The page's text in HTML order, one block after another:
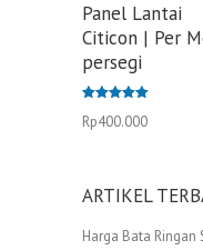
Panel Lantai
Citicon | Per
persegi
5.00
Rp400.000
ARTIKEL
Harga Bata